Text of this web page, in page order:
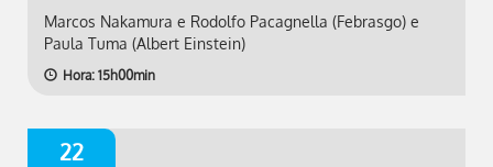
Marcos Nakamura e Rodolfo Pacagnella (Febrasgo) e
Paula Tuma (Albert Einstein)
Hora: 15h00min
22